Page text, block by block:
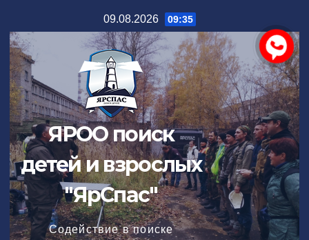
к
содержимому
09.08.2026 09:35
ЯРОО поиск
детей и взрослых
"ЯрСпас"
Содействие в поиске